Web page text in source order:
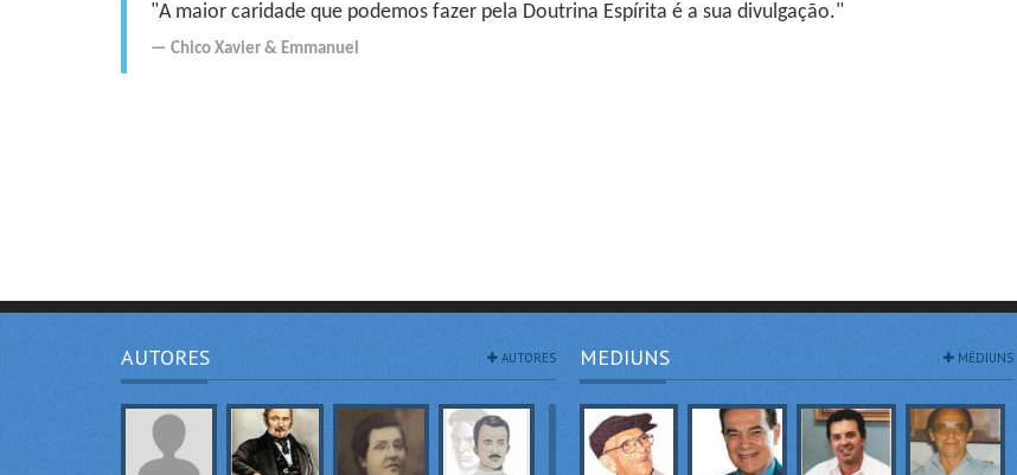
"A maior caridade que podemos fazer pela Doutrina Espírita é a sua divulgação."
Chico Xavier & Emmanuel
AUTORES AUTORES MEDIUNS MÉDIUNS